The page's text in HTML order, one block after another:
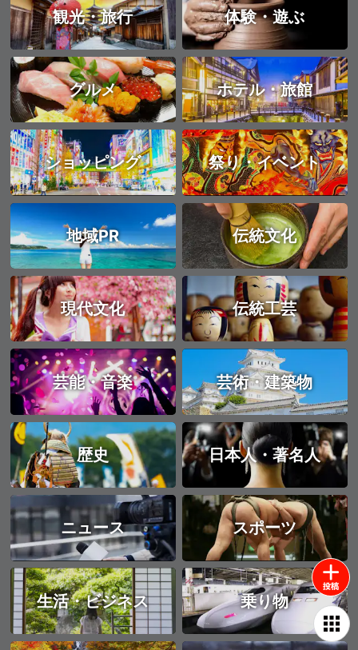
観光・旅行 体験・遊ぶ
グルメ ホテル・旅館
ショッピング 祭り・イベント
地域PR 伝統文化
現代文化 伝統工芸
芸能・音楽 芸術・建築物
歴史 日本人・著名人
ニュース スポーツ
生活・ビジネス 乗り物